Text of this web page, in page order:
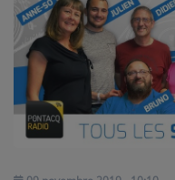
GRILLE DES PROGRAMMES
C'ÉTAIT QUOI CE TITRE ?
MÉDIAS